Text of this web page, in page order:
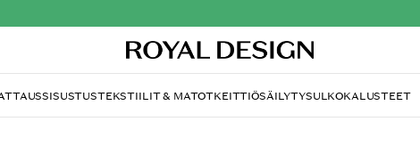
SISUSTUSTEKSTIILIT & MATOTKEITTIÖSÄILYTYSULKOKALUSTEET